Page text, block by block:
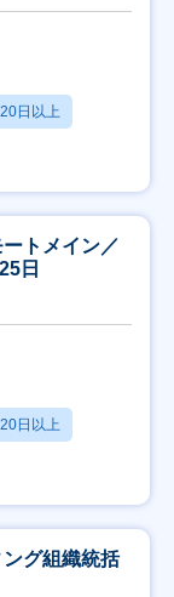
日以上
トメイン／
日
日以上
グ組織統括